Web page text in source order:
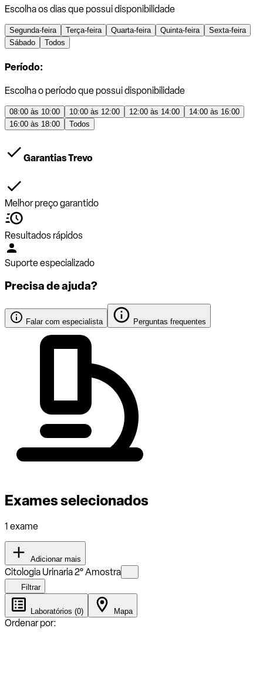
Escolha os dias que possui disponibilidade
Segunda-feira Terça-feira Quarta-feira Quinta-feira
Sexta-feira
Sábado
Todos
Período:
Escolha o período que possui disponibilidade
08:00 às 10:00 10:00 às 12:00 12:00 às 14:00
14:00 às 16:00
16:00 às 18:00
Todos
Garantias Trevo
Melhor preço garantido
Resultados rápidos
Suporte especializado
Precisa de ajuda?
Falar com especialista Perguntas frequentes
Exames selecionados
1 exame
Adicionar mais
Citologia Urinaria 2° Amostra
Filtrar
Laboratórios (0) Mapa
Ordenar por: